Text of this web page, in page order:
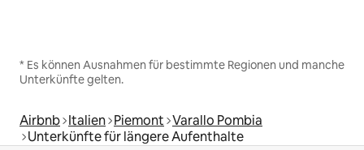
* Es können Ausnahmen für bestimmte Regionen und manche
Unterkünfte gelten.
Airbnb Italien Piemont Varallo Pombia
Unterkünfte für längere Aufenthalte